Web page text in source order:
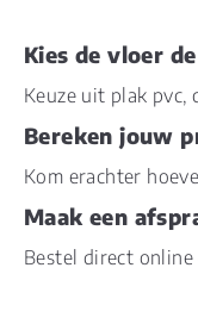
Dikte plank
Dessin
Kies de vloer
Keuze uit plak pvc,
Bereken jouw
Kom erachter
Maak een
Bestel direct